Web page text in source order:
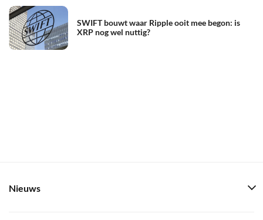
SWIFT bouwt waar Ripple ooit mee begon: is
XRP nog wel nuttig?
Nieuws